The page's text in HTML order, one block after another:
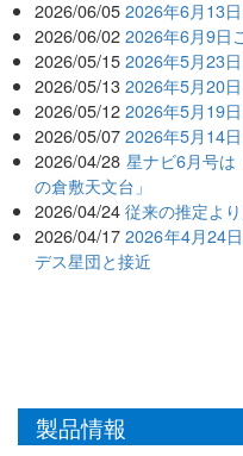
2026/06/05 2026年6月13
2026/06/02 2026年6月9日
2026/05/15 2026年5月23
2026/05/13 2026年5月20
2026/05/12 2026年5月19
2026/05/07 2026年5月14
2026/04/28 星ナビ6月号は
の倉敷天文台」
2026/04/24 従来の推定よ
2026/04/17 2026年4月24
デス星団と接近
製品情報